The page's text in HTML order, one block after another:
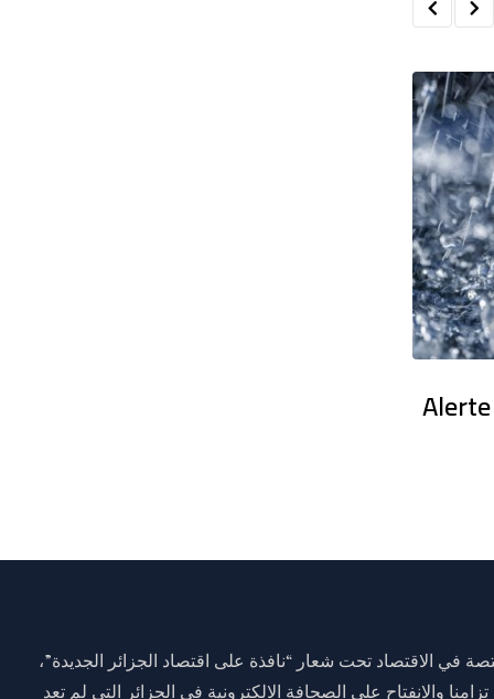
في الاقتصاد تحت شعار “نافذة على اقتصاد الجزائر الجديدة”،
01 جانفي 2021 وذلك تزامنا والانفتاح على الصحافة الالكترونية في الجزائر التي لم تعد